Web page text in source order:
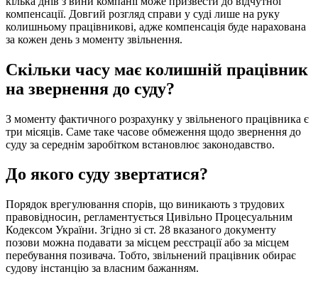
компенсації. Довгий розгляд справи у суді лише на руку
колишньому працівникові, адже компенсація буде нарахована
за кожен день з моменту звільнення.
Скільки часу має колишній працівник
на звернення до суду?
З моменту фактичного розрахунку у звільненого працівника є
три місяців. Саме таке часове обмеження щодо звернення до
суду за середнім заробітком встановлює законодавство.
До якого суду звертатися?
Порядок врегулювання спорів, що виникають з трудових
правовідносин, регламентується Цивільно Процесуальним
Кодексом України. Згідно зі ст. 28 вказаного документу
позови можна подавати за місцем реєстрації або за місцем
перебування позивача. Тобто, звільнений працівник обирає
судову інстанцію за власним бажанням.